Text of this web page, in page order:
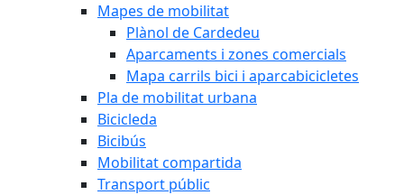
Mapes de mobilitat
Plànol de Cardedeu
Aparcaments i zones comercials
Mapa carrils bici i aparcabicicletes
Pla de mobilitat urbana
Bicicleda
Bicibús
Mobilitat compartida
Transport públic